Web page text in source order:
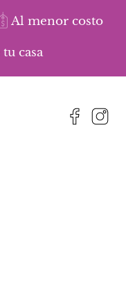
Al menor costo
casa